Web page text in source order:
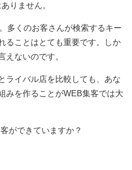
りません。
多くのお客さんが検索するキー
ることはとても重要です。しか
えないのです。
ライバル店を比較しても、あな
みを作ることがWEB集客では大
ができていますか？